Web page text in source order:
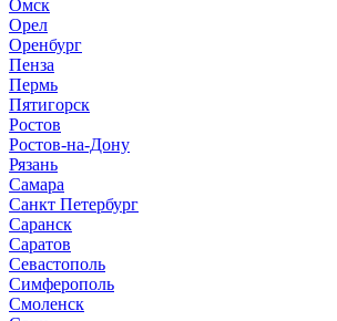
Омск
Орел
Оренбург
Пенза
Пермь
Пятигорск
Ростов
Ростов-на-Дону
Рязань
Самара
Санкт Петербург
Саранск
Саратов
Севастополь
Симферополь
Смоленск